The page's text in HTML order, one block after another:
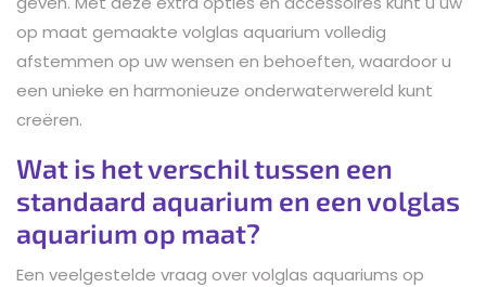
op maat gemaakte volglas aquarium volledig
afstemmen op uw wensen en behoeften, waardoor u
een unieke en harmonieuze onderwaterwereld kunt
creëren.
Wat is het verschil tussen een
standaard aquarium en een volglas
aquarium op maat?
Een veelgestelde vraag over volglas aquariums op